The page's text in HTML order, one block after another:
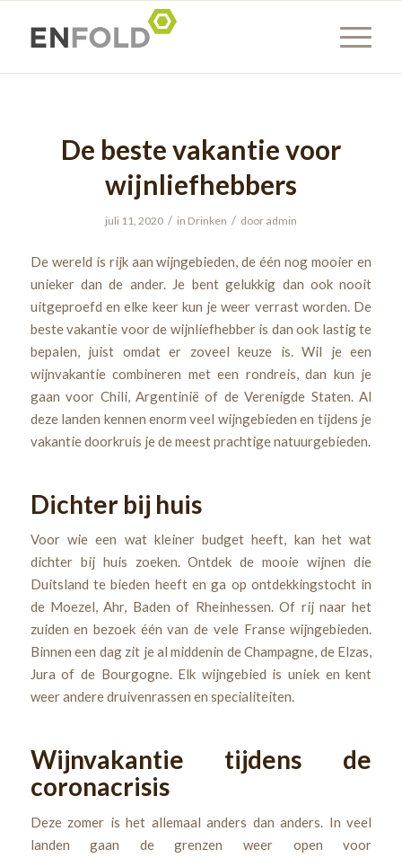
De beste vakantie voor
wijnliefhebbers
juli 11, 2020 / in Drinken / door admin
De wereld is rijk aan wijngebieden, de één nog mooier en
unieker dan de ander. Je bent gelukkig dan ook nooit
uitgeproefd en elke keer kun je weer verrast worden. De
beste vakantie voor de wijnliefhebber is dan ook lastig te
bepalen, juist omdat er zoveel keuze is. Wil je een
wijnvakantie combineren met een rondreis, dan kun je
gaan voor Chili, Argentinië of de Verenigde Staten. Al
deze landen kennen enorm veel wijngebieden en tijdens je
vakantie doorkruis je de meest prachtige natuurgebieden.
Dichter bij huis
Voor wie een wat kleiner budget heeft, kan het wat
dichter bij huis zoeken. Ontdek de mooie wijnen die
Duitsland te bieden heeft en ga op ontdekkingstocht in
de Moezel, Ahr, Baden of Rheinhessen. Of rij naar het
zuiden en bezoek één van de vele Franse wijngebieden.
Binnen een dag zit je al middenin de Champagne, de Elzas,
Jura of de Bourgogne. Elk wijngebied is uniek en kent
weer andere druivenrassen en specialiteiten.
Wijnvakantie tijdens de
coronacrisis
Deze zomer is het allemaal anders dan anders. In veel
landen gaan de grenzen weer open voor